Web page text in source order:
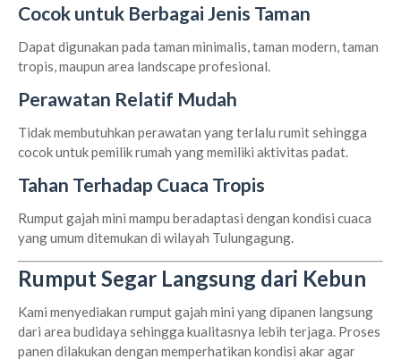
Cocok untuk Berbagai Jenis Taman
Dapat digunakan pada taman minimalis, taman modern, taman
tropis, maupun area landscape profesional.
Perawatan Relatif Mudah
Tidak membutuhkan perawatan yang terlalu rumit sehingga
cocok untuk pemilik rumah yang memiliki aktivitas padat.
Tahan Terhadap Cuaca Tropis
Rumput gajah mini mampu beradaptasi dengan kondisi cuaca
yang umum ditemukan di wilayah Tulungagung.
Rumput Segar Langsung dari Kebun
Kami menyediakan rumput gajah mini yang dipanen langsung
dari area budidaya sehingga kualitasnya lebih terjaga. Proses
panen dilakukan dengan memperhatikan kondisi akar agar